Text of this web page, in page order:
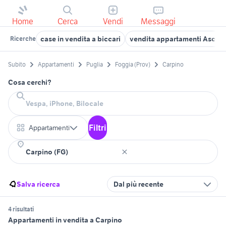
Home Cerca Vendi Messaggi
Ricerche case in vendita a biccari vendita appartamenti Ascoli
Subito Appartamenti Puglia Foggia (Prov) Carpino
Cosa cerchi?
Appartamenti Filtri
Salva ricerca Dal più recente
4 risultati
Appartamenti in vendita a Carpino